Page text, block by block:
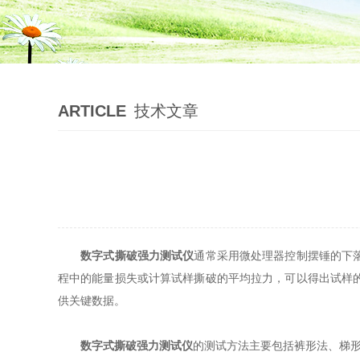
ARTICLE 技术文章
数字式撕破强力测试仪通常采用微处理器控制摆锤的下
程中的能量损失或计算试样撕破的平均拉力，可以得出试
供关键数据。
数字式撕破强力测试仪的测试方法主要包括裤形法、梯